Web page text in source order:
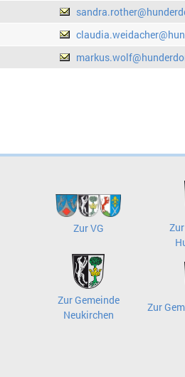
Zur VG
Zur Gemeinde
Neukirchen
Zur